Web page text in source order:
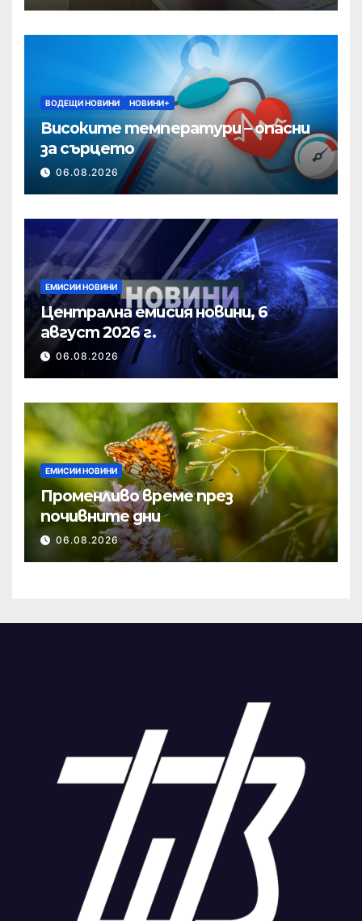
ВОДЕЩИ НОВИНИ НОВИНИ+
Високите температури – опасни
за сърцето
06.08.2026
ЕМИСИИ НОВИНИ
Централна емисия новини, 6
август 2026 г.
06.08.2026
ЕМИСИИ НОВИНИ
Променливо време през
почивните дни
06.08.2026